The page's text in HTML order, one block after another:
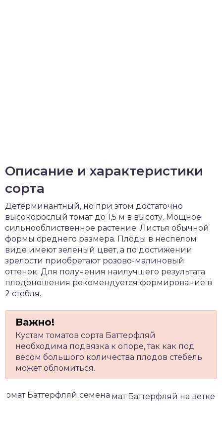
Описание и характеристики
сорта
Детерминантный, но при этом достаточно
высокорослый томат до 1,5 м в высоту. Мощное
сильнооблиственное растение. Листья обычной
формы среднего размера. Плоды в неспелом
виде имеют зеленый цвет, а по достижении
зрелости приобретают розово-малиновый
оттенок. Для получения наилучшего результата
плодоношения рекомендуется формирование в
2 стебля.
Кустам томатов сорта Баттерфляй
необходима подвязка к опоре, так как под
весом большого количества плодов стебель
может обломиться.